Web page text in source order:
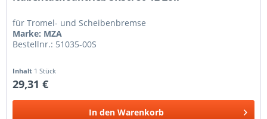
für Tromel- und Scheibenbremse
Marke: MZA
Bestellnr.: 51035-00S
Inhalt 1 Stück
29,31 €
In den Warenkorb